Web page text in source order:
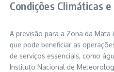
Condições Climáticas
A previsão para a Zona da Mata
que pode beneficiar as
de serviços essenciais, como
Instituto Nacional de